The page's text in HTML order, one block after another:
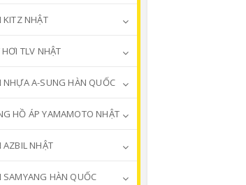
KITZ NHẬT
HƠI TLV NHẬT
NHỰA A-SUNG HÀN QUỐC
HỒ ÁP YAMAMOTO NHẬT
AZBIL NHẬT
SAMYANG HÀN QUỐC